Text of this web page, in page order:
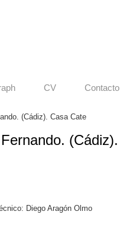
CV Contacto
(Cádiz). Casa Cate
(Cádiz).
Diego Aragón Olmo